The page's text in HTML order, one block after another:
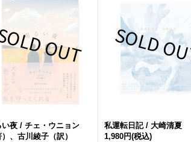
い夜 / チェ・ウニョン
）、古川綾子（訳）
私運転日記 / 大崎清夏
1,980円(税込)